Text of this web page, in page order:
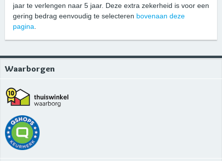
jaar te verlengen naar 5 jaar. Deze extra zekerheid is voor een
gering bedrag eenvoudig te selecteren bovenaan deze
pagina
Waarborgen